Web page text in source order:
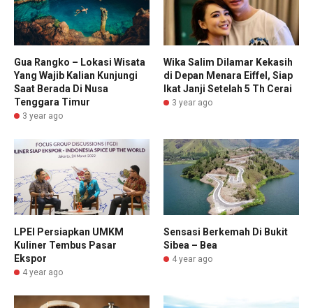
Gua Rangko – Lokasi Wisata
Yang Wajib Kalian Kunjungi
Saat Berada Di Nusa
Tenggara Timur
3 year ago
Wika Salim Dilamar Kekasih
di Depan Menara Eiffel, Siap
Ikat Janji Setelah 5 Th Cerai
3 year ago
LPEI Persiapkan UMKM
Kuliner Tembus Pasar
Ekspor
4 year ago
Sensasi Berkemah Di Bukit
Sibea – Bea
4 year ago